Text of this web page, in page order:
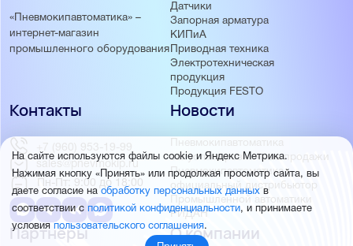
«Пневмокипавтоматика» –
интернет-магазин
промышленного оборудования
Датчики
Запорная арматура
КИПиА
Приводная техника
Электротехническая
продукция
Продукция FESTO
Новости
Пневмокипавтоматика
запустила розничные продажи
Пневмокипавтоматика –
официальный дистрибьютор
Промышленной автоматики
РИДАН
Партнёры О компании
Контакты
+7 (960) 953-19-99
sales@pnevmokip.ru
Пн-Пт: 9:00 до 18:00
На сайте используются файлы cookie и Яндекс Метрика.
Нажимая кнопку «Принять» или продолжая просмотр сайта, вы
даете согласие наобработку персональных данных в
соответствии с политикой конфиденциальности, и принимаете
условия пользовательского соглашения.